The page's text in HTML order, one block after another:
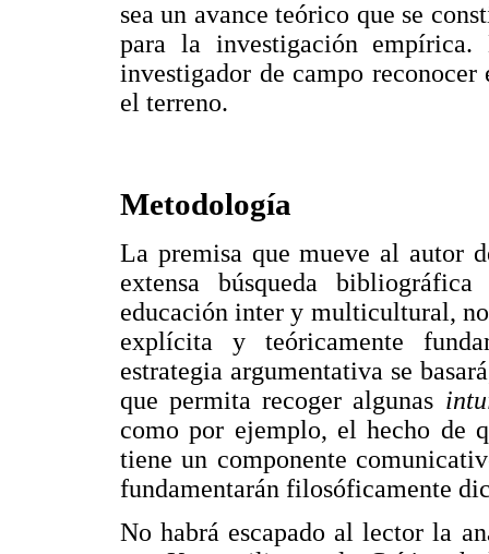
sea un avance teórico que se
para la investigación
investigador de campo
el terreno.
Metodología
La premisa que mueve al autor
extensa búsqueda
educación inter y multicultural,
explícita y teóricamente
estrategia argumentativa se
que permita recoger algunas
como por ejemplo, el hecho de
tiene un componente
fundamentarán filosóficamente
No habrá escapado al lector la